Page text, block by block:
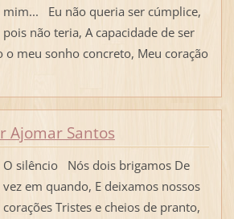
mim... Eu não queria ser cúmplice,
pois não teria, A capacidade de ser
o meu sonho concreto, Meu coração
Ajomar Santos
O silêncio Nós dois brigamos De
vez em quando, E deixamos nossos
corações Tristes e cheios de pranto,